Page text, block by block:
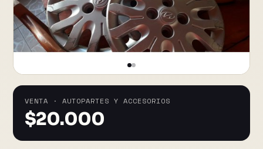
VENTA · AUTOPARTES Y ACCESORIOS
$20.000